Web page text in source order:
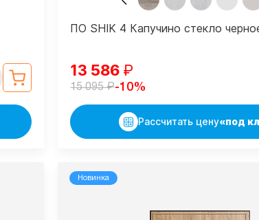
ПО SHIK 4 Капучино стекло
13 586 ₽
15 095₽-10%
Рассчитать цену«под
Новинка